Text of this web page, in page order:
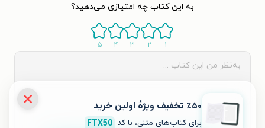
به این کتاب چه امتیازی می‌دهید؟
۱ ۲ ۳ ۴ ۵
٪۵۰ تخفیف ویژۀ اولین خرید
برای کتاب‌های متنی، با کد FTX50